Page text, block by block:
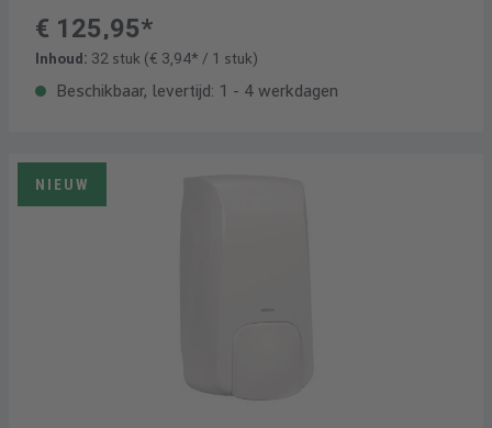
€ 125,95*
Inhoud: 32 stuk (€ 3,94* / 1 stuk)
Beschikbaar, levertijd: 1 - 4 werkdagen
NIEUW